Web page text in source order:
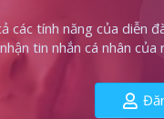
tính năng của diễn
tin nhắn cá nhân